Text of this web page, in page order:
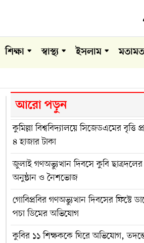
শিক্ষা স্বাস্থ্য ইসলাম মতামত
আরো পড়ুন
কুমিল্লা বিশ্ববিদ্যালয়ে সিজেডএমের বৃত্তি
৪ হাজার টাকা
জুলাই গণঅভ্যুত্থান দিবসে কুবি ছাত্রদলের
অনুষ্ঠান ও নৈশভোজ
গোবিপ্রবির গণঅভ্যুত্থান দিবসের ফিস্টে
পচা ডিমের অভিযোগ
কুবির ১১ শিক্ষককে ঘিরে অভিযোগ,